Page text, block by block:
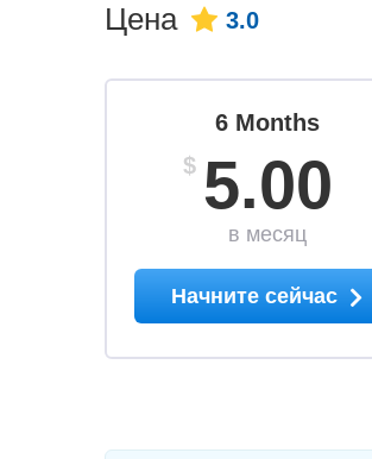
Цена 3.0
6 Months
$ 5.00
в месяц
Начните сейчас